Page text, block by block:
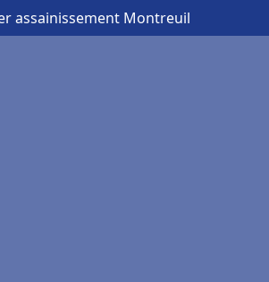
assainissement Montreuil